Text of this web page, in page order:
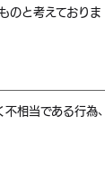
のと考えておりま
相当である行為、